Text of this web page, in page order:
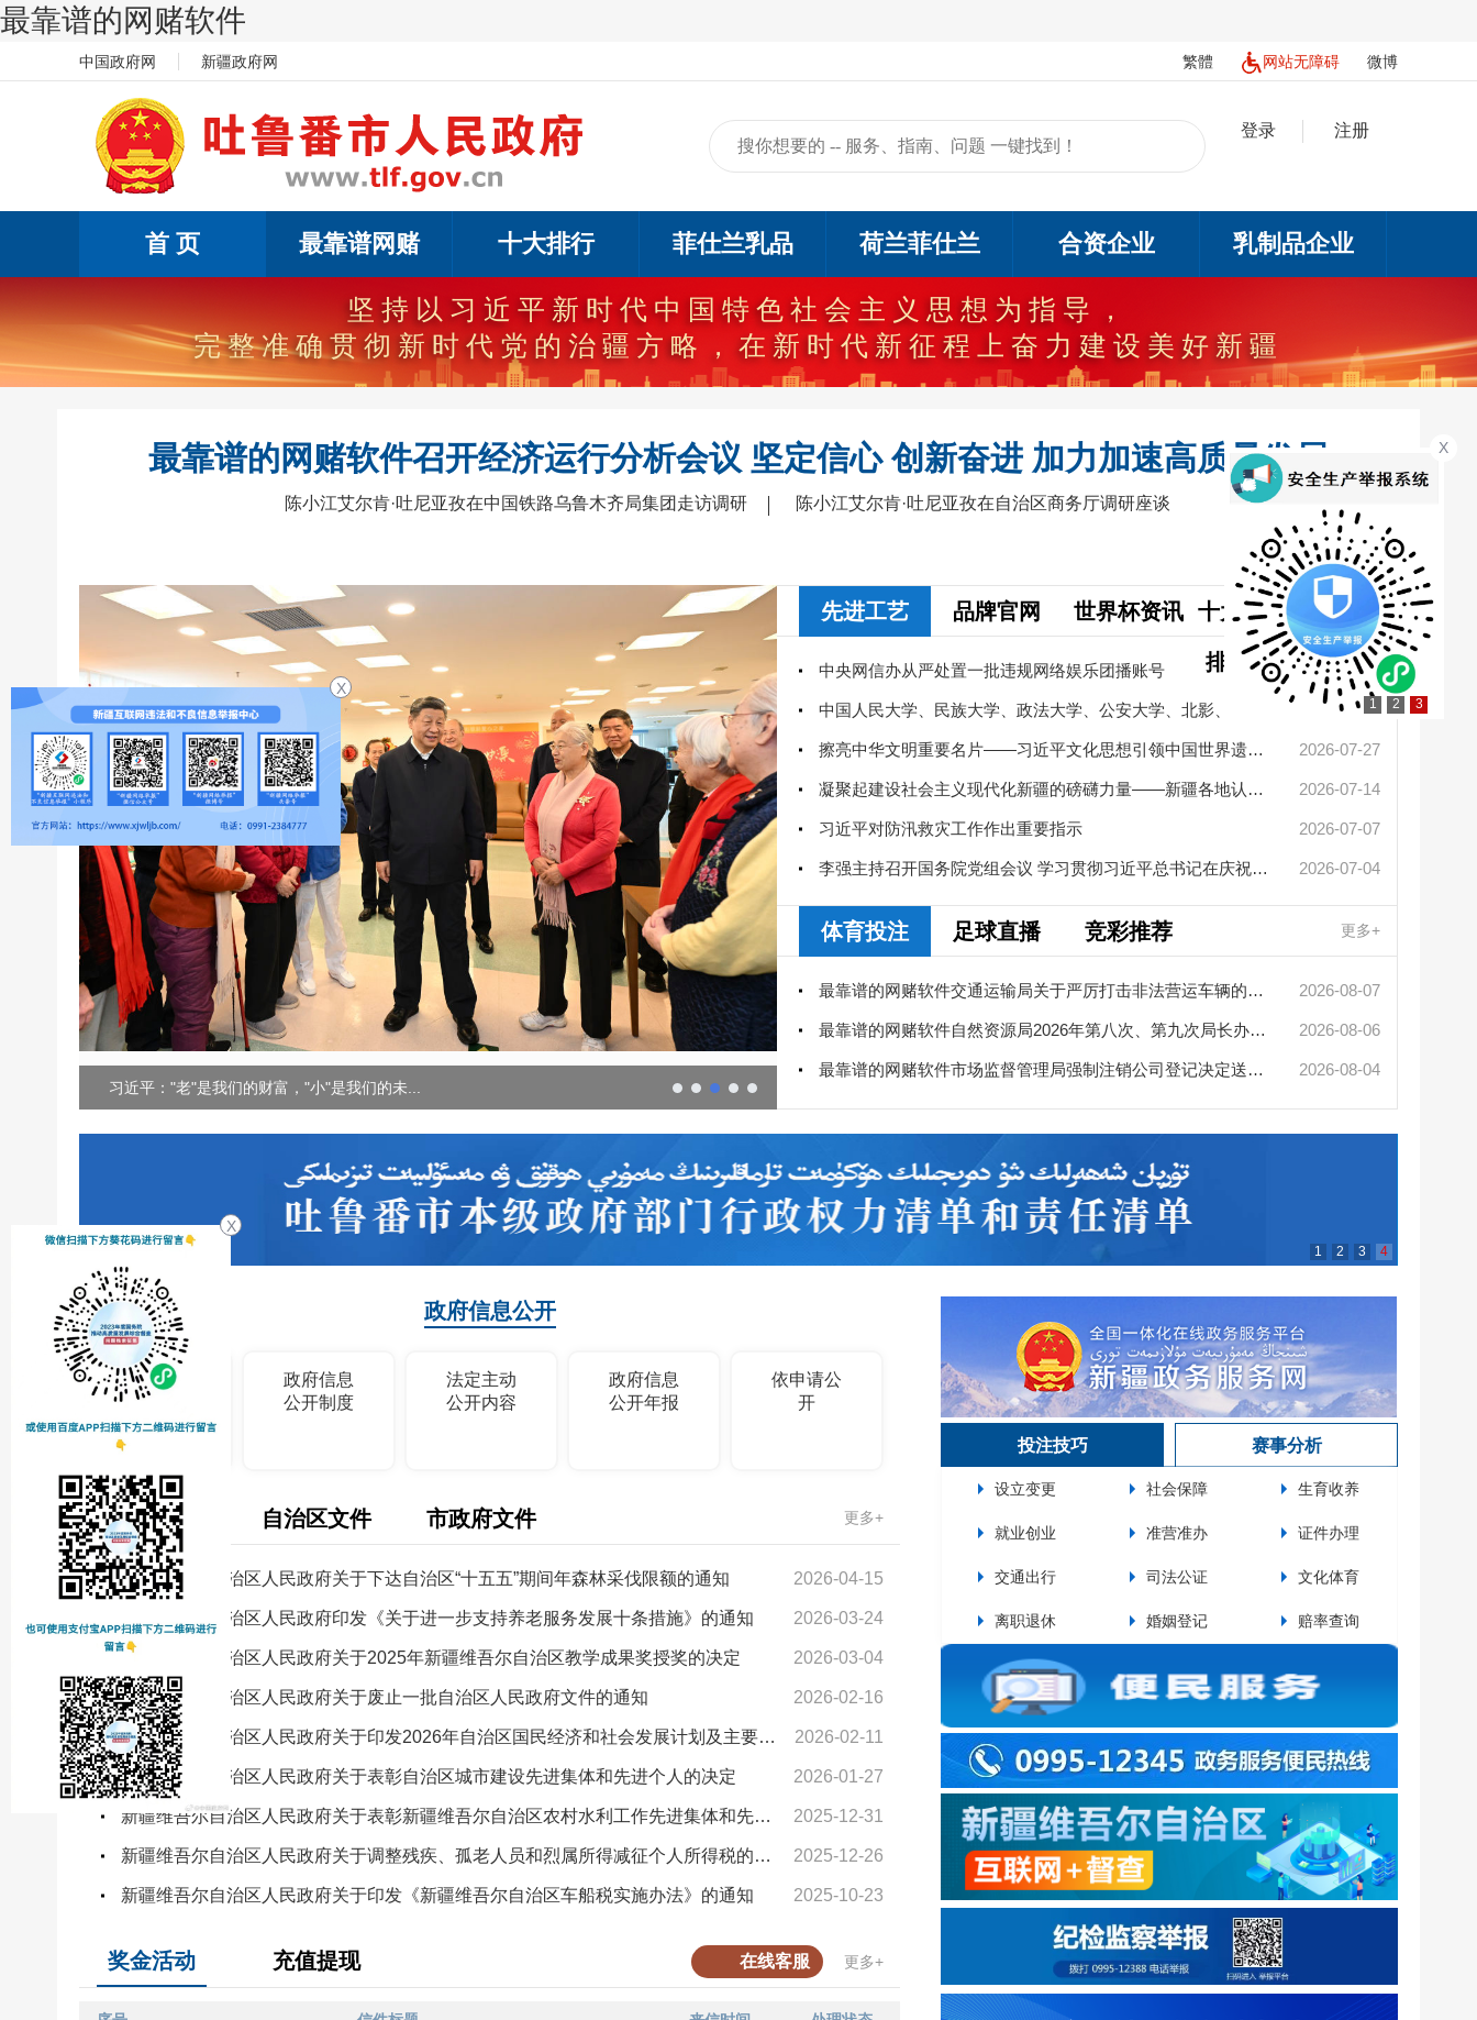
最靠谱的网赌软件
中国政府网 新疆政府网 繁體 网站无障碍 微博
登录 注册
首 页 最靠谱网赌 十大排行 菲仕兰乳品 荷兰菲仕兰 合资企业 乳制品企业
坚持以习近平新时代中国特色社会主义思想为指导，
完整准确贯彻新时代党的治疆方略，在新时代新征程上奋力建设美好新疆
最靠谱的网赌软件召开经济运行分析会议 坚定信心 创新奋进 加力加速高质量发展
陈小江艾尔肯·吐尼亚孜在中国铁路乌鲁木齐局集团走访调研 陈小江艾尔肯·吐尼亚孜在自治区商务厅调研座谈
习近平："老"是我们的财富，"小"是我们的未...
先进工艺 品牌官网 世界杯资讯 十大网赌app
排行榜要闻
更多+
中央网信办从严处置一批违规网络娱乐团播账号 2026-08-06
2026-07-31
擦亮中华文明重要名片——习近平文化思想引领中国世界遗产申报保... 2026-07-27
凝聚起建设社会主义现代化新疆的磅礴力量——新疆各地认真学习贯... 2026-07-14
习近平对防汛救灾工作作出重要指示 2026-07-07
李强主持召开国务院党组会议 学习贯彻习近平总书记在庆祝中国共产... 2026-07-04
体育投注 足球直播 竞彩推荐 更多+
最靠谱的网赌软件交通运输局关于严厉打击非法营运车辆的公告 2026-08-07
最靠谱的网赌软件自然资源局2026年第八次、第九次局长办公会审查通过矿业... 2026-08-06
最靠谱的网赌软件市场监督管理局强制注销公司登记决定送达公告 2026-08-04
1 2 3 4
政府信息公开
政府信息
公开指南
政府信息
公开制度
法定主动
公开内容
政府信息
公开年报
依申请公
开
国务院文件 自治区文件 市政府文件 更多+
新疆维吾尔自治区人民政府关于下达自治区“十五五”期间年森林采伐限额的通知 2026-04-15
新疆维吾尔自治区人民政府印发《关于进一步支持养老服务发展十条措施》的通知 2026-03-24
新疆维吾尔自治区人民政府关于2025年新疆维吾尔自治区教学成果奖授奖的决定 2026-03-04
新疆维吾尔自治区人民政府关于废止一批自治区人民政府文件的通知 2026-02-16
新疆维吾尔自治区人民政府关于印发2026年自治区国民经济和社会发展计划及主要指标的通知 2026-02-11
新疆维吾尔自治区人民政府关于表彰自治区城市建设先进集体和先进个人的决定 2026-01-27
新疆维吾尔自治区人民政府关于表彰新疆维吾尔自治区农村水利工作先进集体和先进个人的决定 2025-12-31
新疆维吾尔自治区人民政府关于调整残疾、孤老人员和烈属所得减征个人所得税的通知 2025-12-26
新疆维吾尔自治区人民政府关于印发《新疆维吾尔自治区车船税实施办法》的通知 2025-10-23
十大网赌app排行榜关于废止部分行政规范性文件和政策性文件...
十大网赌app排行榜关于印发《最靠谱的网赌软件运动员教练员奖励实施...
最靠谱的网赌软件百里风区公路极端天气防范应对规定
最靠谱的网赌软件城镇居民住宅小区电动车停放充电消防安全管理规定
关于规范最靠谱的网赌软件住宅小区公共收益使用管理相关工作的通知（
投注技巧 赛事分析
设立变更 社会保障 生育收养
就业创业 准营准办 证件办理
交通出行 司法公证 文化体育
离职退休 婚姻登记 赔率查询
奖金活动 充值提现 在线客服 更多+
1 2 3
X
X
X